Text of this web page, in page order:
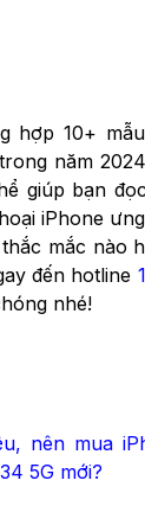
hợp 10+ mẫu
năm
giúp bạn
iPhone
mắc nào
đến hotline
nhé!
nên mua
5G mới?